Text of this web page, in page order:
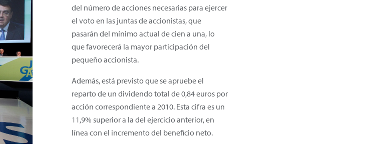
del número de acciones necesarias para ejercer
el voto en las juntas de accionistas, que
pasarán del mínimo actual de cien a una, lo
que favorecerá la mayor participación del
pequeño accionista.
Además, está previsto que se apruebe el
reparto de un dividendo total de 0,84 euros por
acción correspondiente a 2010. Esta cifra es un
11,9% superior a la del ejercicio anterior, en
línea con el incremento del beneficio neto.